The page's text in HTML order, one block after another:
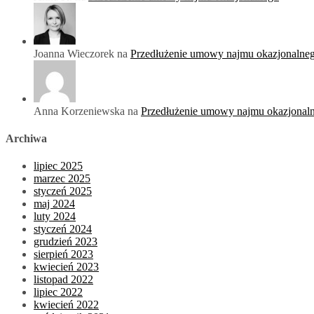
Joanna Wieczorek na Przedłużenie umowy najmu
Anna Korzeniewska na Przedłużenie umowy najmu
Archiwa
lipiec 2025
marzec 2025
styczeń 2025
maj 2024
luty 2024
styczeń 2024
grudzień 2023
sierpień 2023
kwiecień 2023
listopad 2022
lipiec 2022
kwiecień 2022